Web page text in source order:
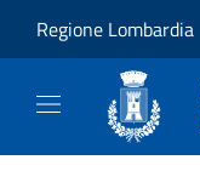
Regione Lombardia